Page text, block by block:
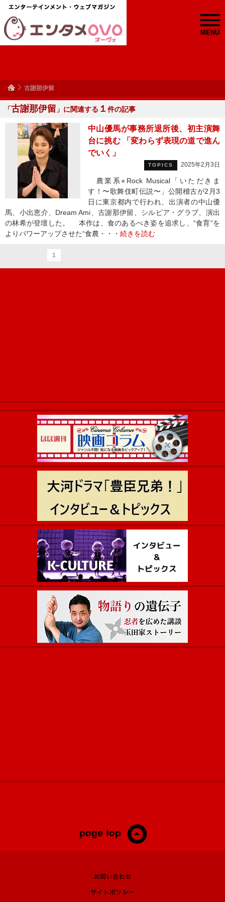
MENU
古謝那伊留
「古謝那伊留 」に関連する １ 件の記事
中山優馬が事務所退所後、初主演舞
台に挑む 「変わらず表現の道で進ん
でいく」
TOPICS 2025年2月3日
農業系⭐︎Rock Musical「いただきま
す！〜歌舞伎町伝説〜」公開稽古が2月3
日に東京都内で行われ、出演者の中山優
馬、小出恵介、Dream Ami、古謝那伊留、シルビア・グラブ、演出
の林希が登壇した。 本作は、食のあるべき姿を追求し、“食育”を
よりパワーアップさせた“食農・・・ 続きを読む
1